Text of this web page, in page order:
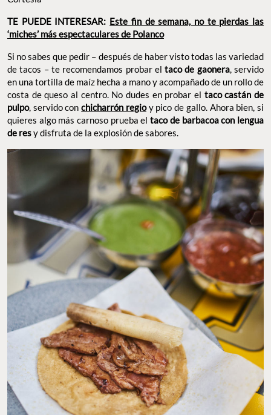
TE PUEDE INTERESAR: Este fin de semana, no te pierdas las
‘miches’ más espectaculares de Polanco
Si no sabes que pedir – después de haber visto todas las variedad
de tacos – te recomendamos probar el taco de gaonera, servido
en una tortilla de maíz hecha a mano y acompañado de un rollo de
costa de queso al centro. No dudes en probar el taco castán de
pulpo, servido con chicharrón regio y pico de gallo. Ahora bien, si
quieres algo más carnoso prueba el taco de barbacoa con lengua
de resy disfruta de la explosión de sabores.